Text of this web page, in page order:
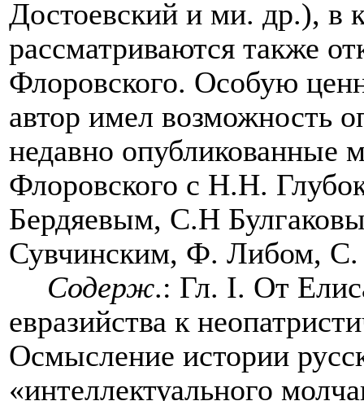
Достоевский и ми. др.), в
рассматриваются также
Флоровского. Особую
автор имел возможность
недавно опубликованные
Флоровского с Н.Н.
Бердяевым, С.Н
Сувчинским, Ф. Либом,
Содерж.: Гл. I. От
евразийства к
Осмысление истории
«интеллектуального